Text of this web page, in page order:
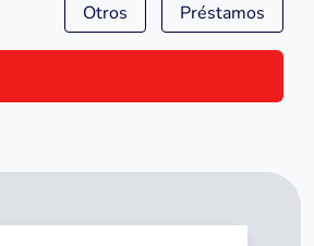
Otros Préstamos